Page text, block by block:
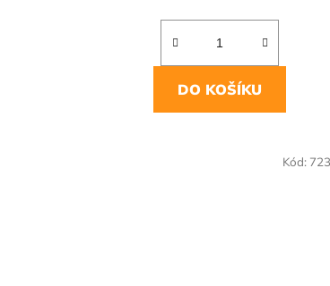
DO KOŠÍKU
Kód: